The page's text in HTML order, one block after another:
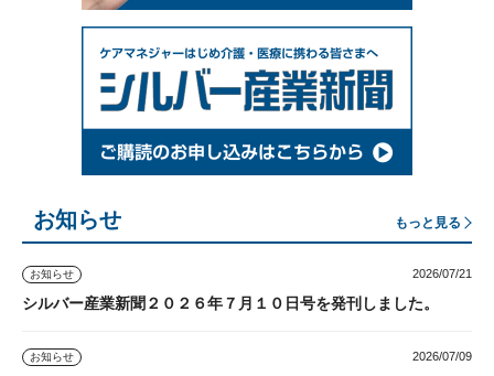
お知らせ もっと見る
お知らせ 2026/07/21
シルバー産業新聞２０２６年７月１０日号を発刊しました。
お知らせ 2026/07/09